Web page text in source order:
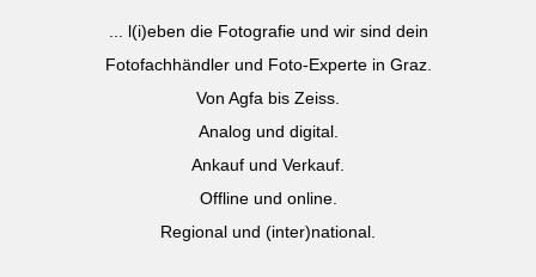
... l(i)eben die Fotografie und wir sind dein
Fotofachhändler und Foto-Experte in Graz.
Von Agfa bis Zeiss.
Analog und digital.
Ankauf und Verkauf.
Offline und online.
Regional und (inter)national.